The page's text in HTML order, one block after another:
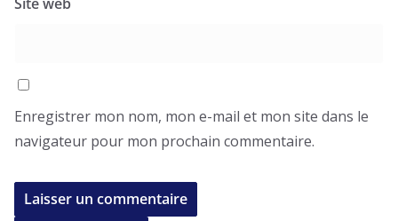
Enregistrer mon nom, mon e-mail et mon site dans le
navigateur pour mon prochain commentaire.